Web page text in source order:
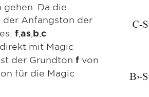
gehen. Da die
der Anfangston der
fas bc
mit Magic
der Grundton f von
für die Magic